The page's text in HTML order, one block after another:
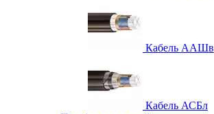
Кабель ААШв
Кабель АСБл